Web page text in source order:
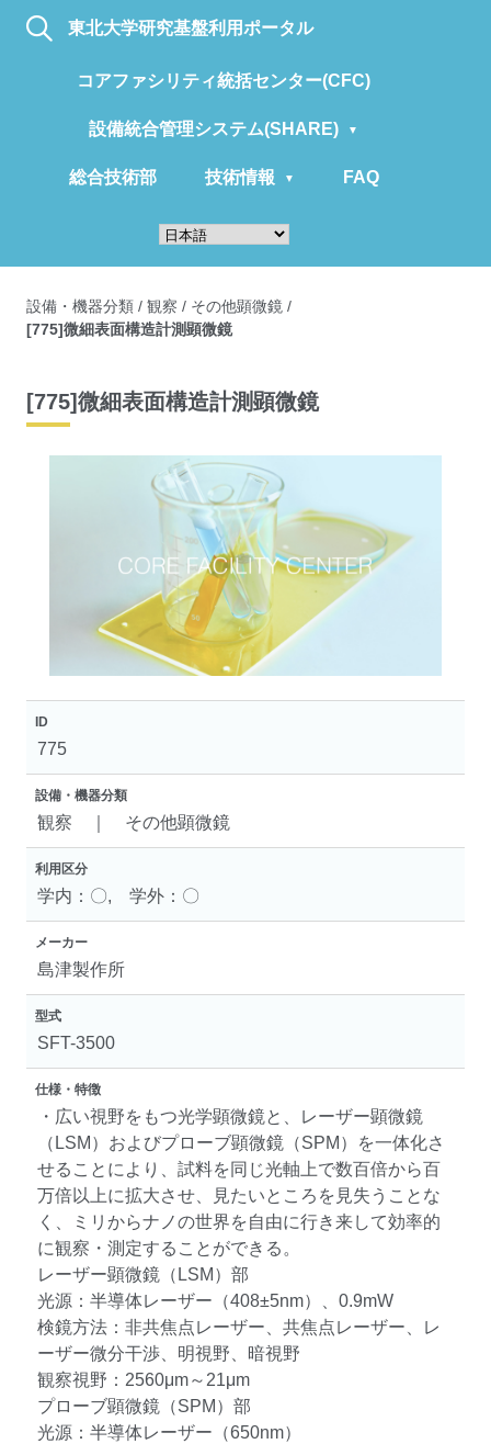
東北大学研究基盤利用ポータル
コアファシリティ統括センター(CFC)
設備統合管理システム(SHARE)
総合技術部 技術情報 FAQ
設備・機器分類 / 観察 / その他顕微鏡 /
[775]微細表面構造計測顕微鏡
[775]微細表面構造計測顕微鏡
ID
775
設備・機器分類
観察 ｜ その他顕微鏡
利用区分
学内：〇, 学外：〇
メーカー
島津製作所
型式
SFT-3500
仕様・特徴
・広い視野をもつ光学顕微鏡と、レーザー顕微鏡
（LSM）およびプローブ顕微鏡（SPM）を一体化さ
せることにより、試料を同じ光軸上で数百倍から百
万倍以上に拡大させ、見たいところを見失うことな
く、ミリからナノの世界を自由に行き来して効率的
に観察・測定することができる。
レーザー顕微鏡（LSM）部
光源：半導体レーザー（408±5nm）、0.9mW
検鏡方法：非共焦点レーザー、共焦点レーザー、レ
ーザー微分干渉、明視野、暗視野
観察視野：2560μm～21μm
プローブ顕微鏡（SPM）部
光源：半導体レーザー（650nm）